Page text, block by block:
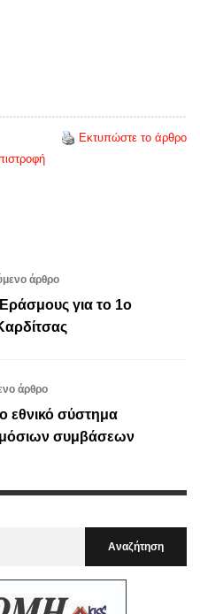
Εκτυπώστε το άρθρο
άρθρο
για το 1ο
άρθρο
εθνικό σύστημα
συμβάσεων